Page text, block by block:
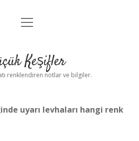
Anasayfa
Yasal Uyarı
menüyü
Keşifler
renklendiren notlar ve bilgiler.
uyarı levhaları hangi renk